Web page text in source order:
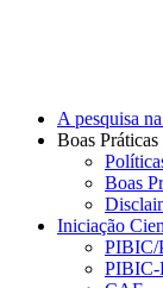
A pesquisa
Boas Práticas
Boas
Iniciação